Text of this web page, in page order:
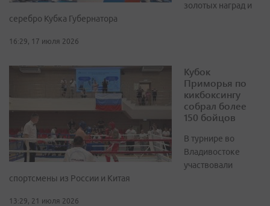
золотых наград и
серебро Кубка Губернатора
16:29, 17 июля 2026
Кубок
Приморья по
кикбоксингу
собрал более
150 бойцов
В турнире во
Владивостоке
участвовали
спортсмены из России и Китая
13:29, 21 июля 2026